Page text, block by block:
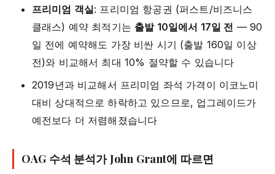
프리미엄 객실: 프리미엄 항공권 (퍼스트/비즈니스
클래스) 예약 최적기는 출발 10일에서 17일 전 — 90
일 전에 예약해도 가장 비싼 시기 (출발 160일 이상
전)와 비교해서 최대 10% 절약할 수 있습니다
2019년과 비교해서 프리미엄 좌석 가격이 이코노미
대비 상대적으로 하락하고 있으므로, 업그레이드가
예전보다 더 저렴해졌습니다
OAG 수석 분석가 John Grant에 따르면